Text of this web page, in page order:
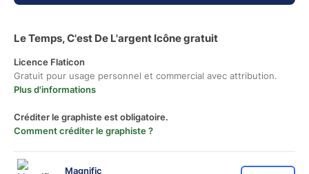
Le Temps, C'est De L'argent Icône gratuit
Licence Flaticon
Gratuit pour usage personnel et commercial avec attribution.
Plus d'informations
Créditer le graphiste est obligatoire.
Comment créditer le graphiste ?
Magnific